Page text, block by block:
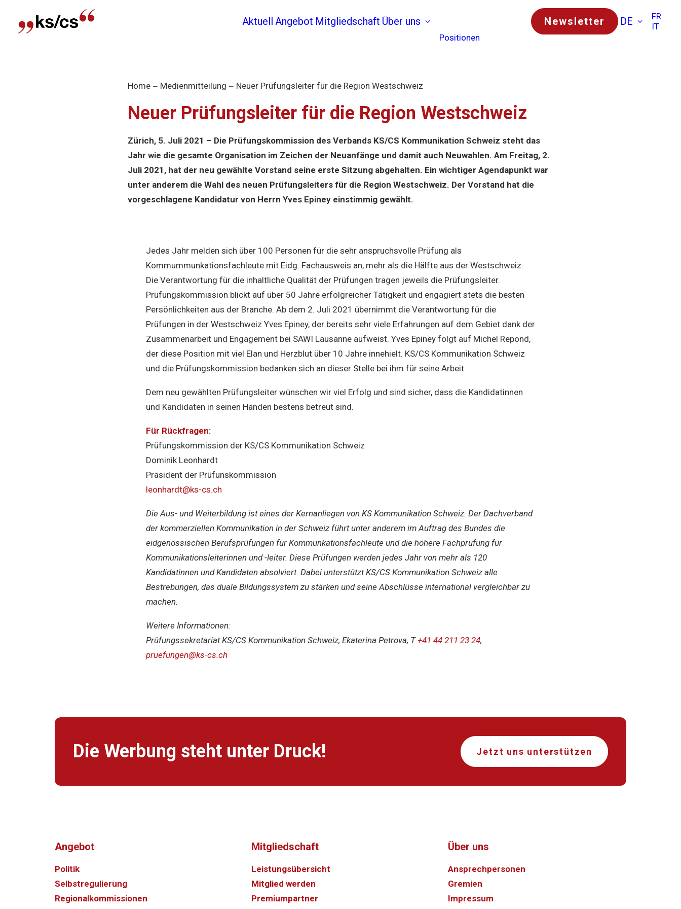
Aktuell Angebot Mitgliedschaft Über uns
Positionen
Newsletter DE
FR
IT
Home Medienmitteilung Neuer Prüfungsleiter für die Region Westschweiz
Neuer Prüfungsleiter für die Region Westschweiz
Zürich, 5. Juli 2021 – Die Prüfungskommission des Verbands KS/CS Kommunikation Schweiz steht das
Jahr wie die gesamte Organisation im Zeichen der Neuanfänge und damit auch Neuwahlen. Am Freitag, 2.
Juli 2021, hat der neu gewählte Vorstand seine erste Sitzung abgehalten. Ein wichtiger Agendapunkt war
unter anderem die Wahl des neuen Prüfungsleiters für die Region Westschweiz. Der Vorstand hat die
vorgeschlagene Kandidatur von Herrn Yves Epiney einstimmig gewählt.
Jedes Jahr melden sich über 100 Personen für die sehr anspruchsvolle Prüfung als
Kommummunkationsfachleute mit Eidg. Fachausweis an, mehr als die Hälfte aus der Westschweiz.
Die Verantwortung für die inhaltliche Qualität der Prüfungen tragen jeweils die Prüfungsleiter.
Prüfungskommission blickt auf über 50 Jahre erfolgreicher Tätigkeit und engagiert stets die besten
Persönlichkeiten aus der Branche. Ab dem 2. Juli 2021 übernimmt die Verantwortung für die
Prüfungen in der Westschweiz Yves Epiney, der bereits sehr viele Erfahrungen auf dem Gebiet dank der
Zusammenarbeit und Engagement bei SAWI Lausanne aufweist. Yves Epiney folgt auf Michel Repond,
der diese Position mit viel Elan und Herzblut über 10 Jahre innehielt. KS/CS Kommunikation Schweiz
und die Prüfungskommission bedanken sich an dieser Stelle bei ihm für seine Arbeit.
Dem neu gewählten Prüfungsleiter wünschen wir viel Erfolg und sind sicher, dass die Kandidatinnen
und Kandidaten in seinen Händen bestens betreut sind.
Für Rückfragen:
Prüfungskommission der KS/CS Kommunikation Schweiz
Dominik Leonhardt
Präsident der Prüfunskommission
leonhardt@ks-cs.ch
Die Aus- und Weiterbildung ist eines der Kernanliegen von KS Kommunikation Schweiz. Der Dachverband
der kommerziellen Kommunikation in der Schweiz führt unter anderem im Auftrag des Bundes die
eidgenössischen Berufsprüfungen für Kommunkationsfachleute und die höhere Fachprüfung für
Kommunikationsleiterinnen und -leiter. Diese Prüfungen werden jedes Jahr von mehr als 120
Kandidatinnen und Kandidaten absolviert. Dabei unterstützt KS/CS Kommunikation Schweiz alle
Bestrebungen, das duale Bildungssystem zu stärken und seine Abschlüsse international vergleichbar zu
machen.
Weitere Informationen:
Prüfungssekretariat KS/CS Kommunikation Schweiz, Ekaterina Petrova, T+41 44 211 23 24,
pruefungen@ks-cs.ch
Die Werbung steht unter Druck! Jetzt uns unterstützen
Angebot
Politik
Selbstregulierung
Regionalkommissionen
Mitgliedschaft
Leistungsübersicht
Mitglied werden
Premiumpartner
Über uns
Ansprechpersonen
Gremien
Impressum